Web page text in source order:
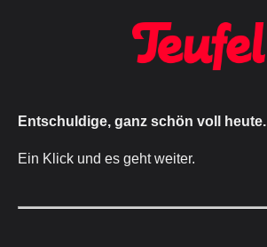
Entschuldige, ganz schön voll heute.
Ein Klick und es geht weiter.